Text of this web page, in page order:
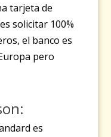
tarjeta de
solicitar 100%
el banco es
pero
es